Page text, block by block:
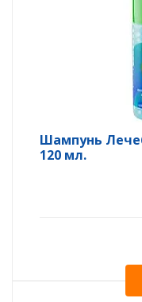
Шампунь
120 мл.